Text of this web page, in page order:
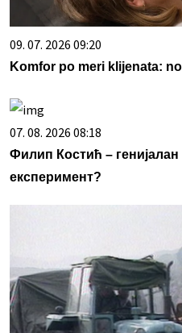
09. 07. 2026 09:20
Komfor po meri klijenata:
07. 08. 2026 08:18
Филип Костић –
експеримент?